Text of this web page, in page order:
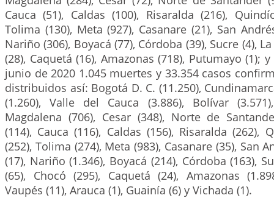
Cauca (51), Caldas (100), Risaralda (216),
Tolima (130), Meta (927), Casanare (21), San
Nariño (306), Boyacá (77), Córdoba (39), Sucre (4),
(28), Caquetá (16), Amazonas (718), Putumayo (1);
junio de 2020 1.045 muertes y 33.354 casos
distribuidos así: Bogotá D. C. (11.250),
(1.260), Valle del Cauca (3.886), Bolívar
Magdalena (706), Cesar (348), Norte de
(114), Cauca (116), Caldas (156), Risaralda (262),
(252), Tolima (274), Meta (983), Casanare (35), San
(17), Nariño (1.346), Boyacá (214), Córdoba (163),
(65), Chocó (295), Caquetá (24), Amazonas
Vaupés (11), Arauca (1), Guainía (6) y Vichada (1).